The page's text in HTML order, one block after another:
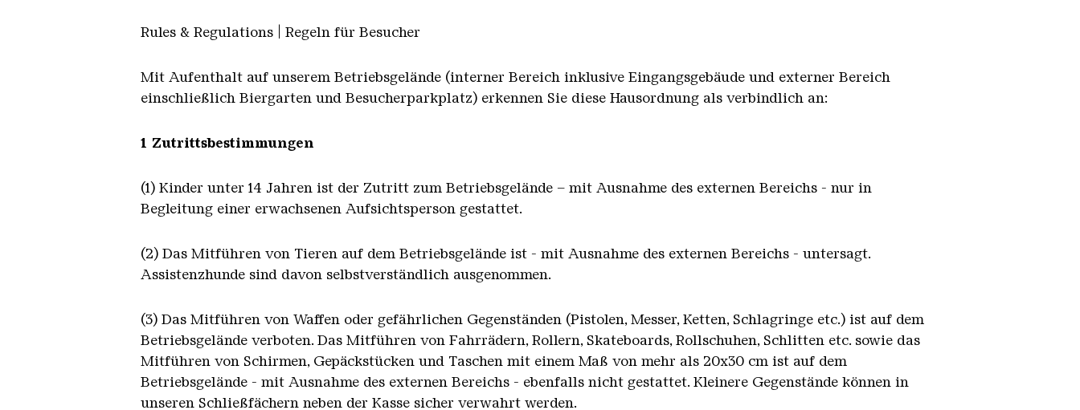
Rules & Regulations | Regeln für Besucher
Mit Aufenthalt auf unserem Betriebsgelände (interner Bereich inklusive Eingangsgebäude und externer Bereich
einschließlich Biergarten und Besucherparkplatz) erkennen Sie diese Hausordnung als verbindlich an:
1 Zutrittsbestimmungen
(1) Kinder unter 14 Jahren ist der Zutritt zum Betriebsgelände – mit Ausnahme des externen Bereichs - nur in
Begleitung einer erwachsenen Aufsichtsperson gestattet.
(2) Das Mitführen von Tieren auf dem Betriebsgelände ist - mit Ausnahme des externen Bereichs - untersagt.
Assistenzhunde sind davon selbstverständlich ausgenommen.
(3) Das Mitführen von Waffen oder gefährlichen Gegenständen (Pistolen, Messer, Ketten, Schlagringe etc.) ist auf dem
Betriebsgelände verboten. Das Mitführen von Fahrrädern, Rollern, Skateboards, Rollschuhen, Schlitten etc. sowie das
Mitführen von Schirmen, Gepäckstücken und Taschen mit einem Maß von mehr als 20x30 cm ist auf dem
Betriebsgelände - mit Ausnahme des externen Bereichs - ebenfalls nicht gestattet. Kleinere Gegenstände können in
unseren Schließfächern neben der Kasse sicher verwahrt werden.